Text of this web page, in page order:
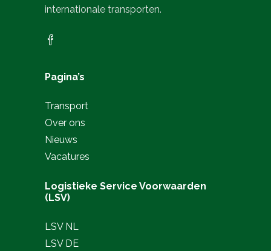
internationale transporten.
Pagina’s
Transport
Over ons
Nieuws
Vacatures
Logistieke Service Voorwaarden
(LSV)
LSV NL
LSV DE